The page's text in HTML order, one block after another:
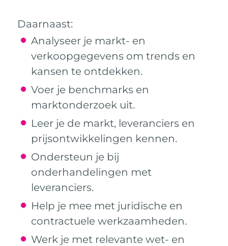
Daarnaast:
Analyseer je markt- en
verkoopgegevens om trends en
kansen te ontdekken.
Voer je benchmarks en
marktonderzoek uit.
Leer je de markt, leveranciers en
prijsontwikkelingen kennen.
Ondersteun je bij
onderhandelingen met
leveranciers.
Help je mee met juridische en
contractuele werkzaamheden.
Werk je met relevante wet- en